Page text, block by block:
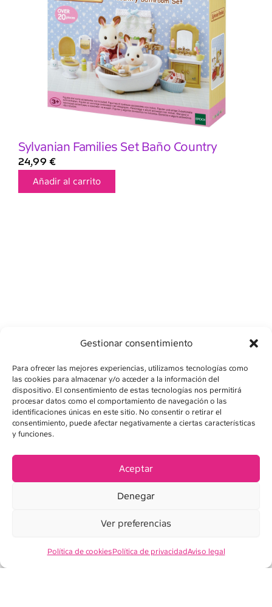
Gestionar consentimiento
Para ofrecer las mejores experiencias, utilizamos tecnologías como
las cookies para almacenar y/o acceder a la información del
dispositivo. El consentimiento de estas tecnologías nos permitirá
procesar datos como el comportamiento de navegación o las
identificaciones únicas en este sitio. No consentir o retirar el
consentimiento, puede afectar negativamente a ciertas características
y funciones.
Aceptar
Denegar
Ver preferencias
Política de cookiesPolítica de privacidadAviso legal
Sylvanian Families Set Baño Country
24,99 €
Añadir al carrito
POLÍTICA DE PRIVACIDAD
POLÍTICA DE COOKIES